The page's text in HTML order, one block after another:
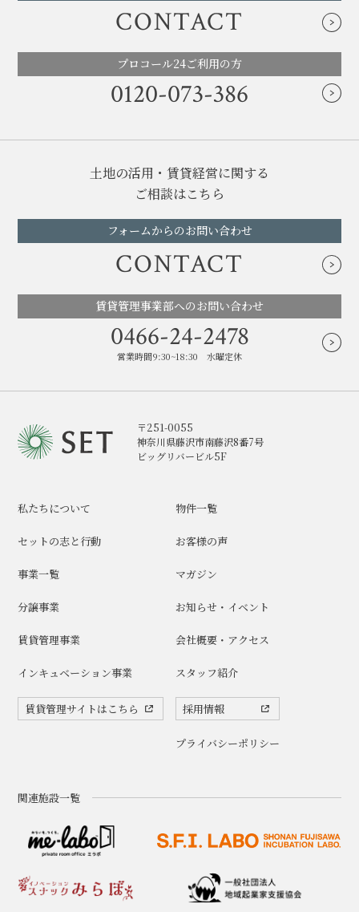
CONTACT
プロコール24ご利用の方
0120-073-386
土地の活用・賃貸経営に関する
ご相談はこちら
フォームからのお問い合わせ
CONTACT
賃貸管理事業部へのお問い合わせ
0466-24-2478
営業時間9:30~18:30 水曜定休
〒251-0055
神奈川県藤沢市南藤沢8番7号
ビッグリバービル5F
私たちについて
セットの志と行動
事業一覧
分譲事業
賃貸管理事業
インキュベーション事業
賃貸管理サイトはこちら
物件一覧
お客様の声
マガジン
お知らせ・イベント
会社概要・アクセス
スタッフ紹介
採用情報
プライバシーポリシー
関連施設一覧